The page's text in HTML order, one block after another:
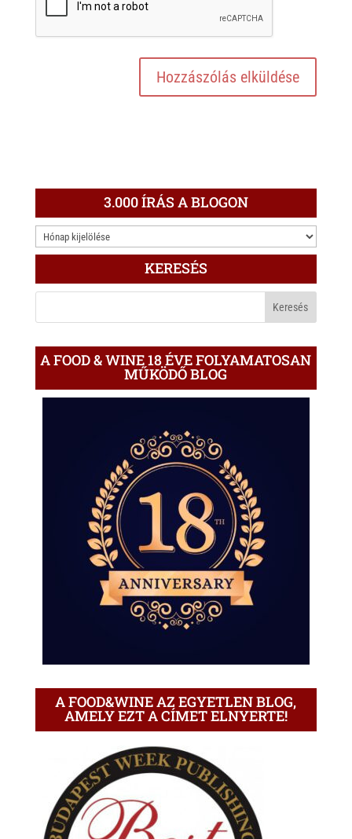
3.000 ÍRÁS A BLOGON
3.000
ÍRÁS
KERESÉS
A FOOD & WINE 18 ÉVE FOLYAMATOSAN
MŰKÖDŐ BLOG
A FOOD&WINE AZ EGYETLEN BLOG,
AMELY EZT A CÍMET ELNYERTE!